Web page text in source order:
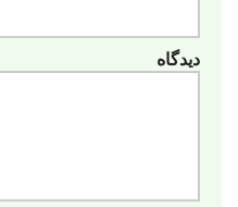
دیدگاه